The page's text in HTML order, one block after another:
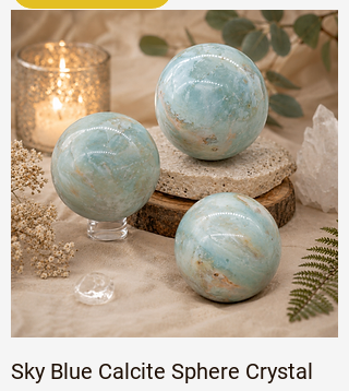
Sky Blue Calcite Sphere Crystal